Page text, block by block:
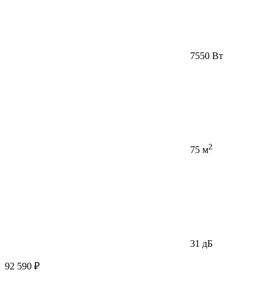
7550 Вт
75 м2
31 дБ
92 590 ₽